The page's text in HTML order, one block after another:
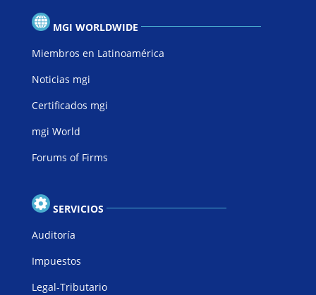
MGI WORLDWIDE
Miembros en Latinoamérica
Noticias mgi
Certificados mgi
mgi World
Forums of Firms
SERVICIOS
Auditoría
Impuestos
Legal-Tributario